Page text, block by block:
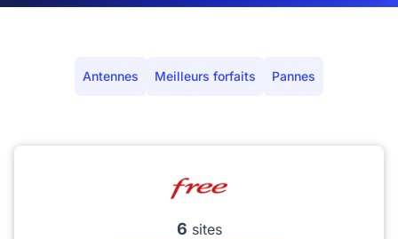
Antennes Meilleurs forfaits Pannes
6 sites